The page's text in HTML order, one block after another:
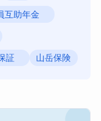
互助年金
証 山岳保険